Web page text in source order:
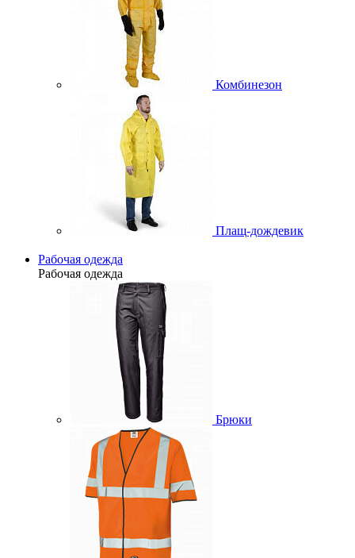
Комбинезон
Плащ-дождевик
Рабочая одежда
Рабочая одежда
Брюки